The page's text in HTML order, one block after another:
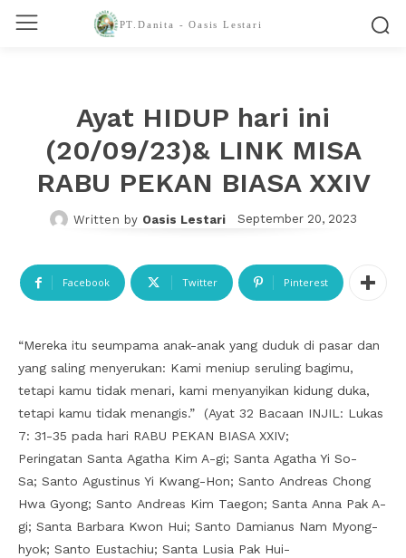
PT.Danita - Oasis Lestari
Ayat HIDUP hari ini
(20/09/23)& LINK MISA
RABU PEKAN BIASA XXIV
Written by Oasis Lestari September 20, 2023
Facebook Twitter Pinterest
“Mereka itu seumpama anak-anak yang duduk di pasar dan
yang saling menyerukan: Kami meniup seruling bagimu,
tetapi kamu tidak menari, kami menyanyikan kidung duka,
tetapi kamu tidak menangis.” (Ayat 32 Bacaan INJIL: Lukas
7: 31-35 pada hari RABU PEKAN BIASA XXIV;
Peringatan Santa Agatha Kim A-gi; Santa Agatha Yi So-
Sa; Santo Agustinus Yi Kwang-Hon; Santo Andreas Chong
Hwa Gyong; Santo Andreas Kim Taegon; Santa Anna Pak A-
gi; Santa Barbara Kwon Hui; Santo Damianus Nam Myong-
hyok; Santo Eustachiu; Santa Lusia Pak Hui-